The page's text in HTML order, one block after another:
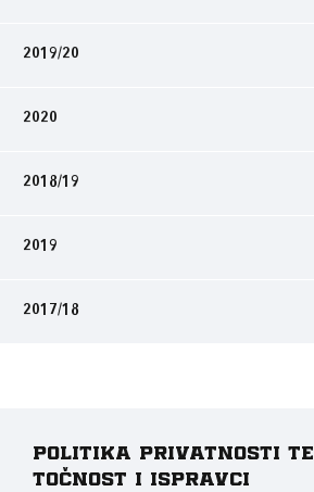
2019/20
2020
2018/19
2019
2017/18
Politika privatnosti te
točnost i ispravci